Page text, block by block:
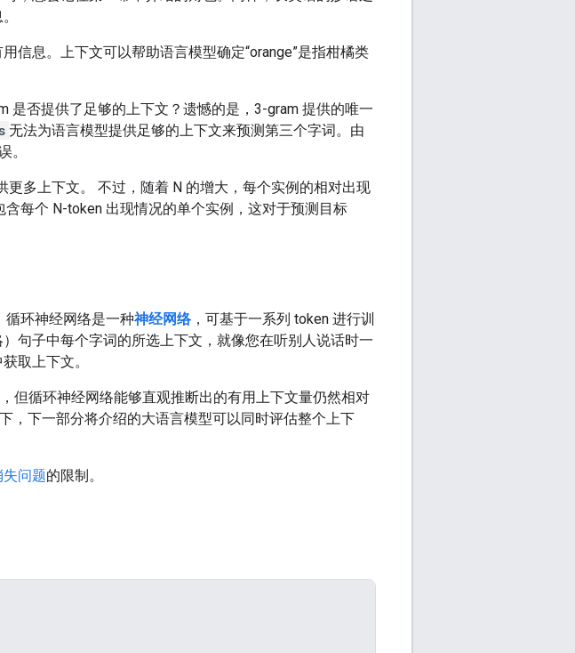
信息。上下文可以帮助语言模型确定“orange”是指柑橘类
是否提供了足够的上下文？遗憾的是，3-gram 提供的唯一
无法为语言模型提供足够的上下文来预测第三个字词。由
。
多上下文。 不过，随着 N 的增大，每个实例的相对出现
每个 N-token 出现情况的单个实例，这对于预测目标
循环神经网络是一种神经网络，可基于一系列 token 进行训
句子中每个字词的所选上下文，就像您在听别人说话时一
取上下文。
但循环神经网络能够直观推断出的有用上下文量仍然相对
，下一部分将介绍的大语言模型可以同时评估整个上下
问题的限制。